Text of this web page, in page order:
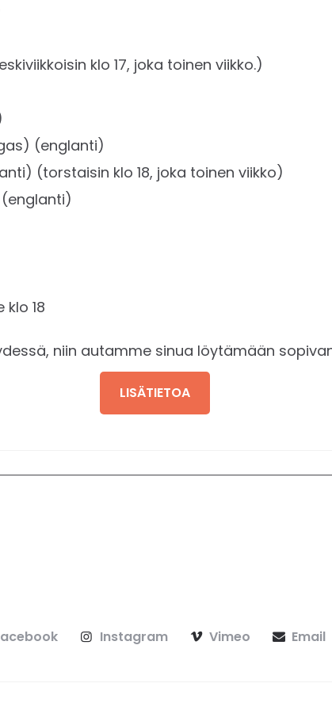
klo 17, joka toinen viikko.)
(englanti)
(torstaisin klo 18, joka toinen viikko)
18
niin autamme sinua löytämään
LISÄTIETOA
Instagram Vimeo Email